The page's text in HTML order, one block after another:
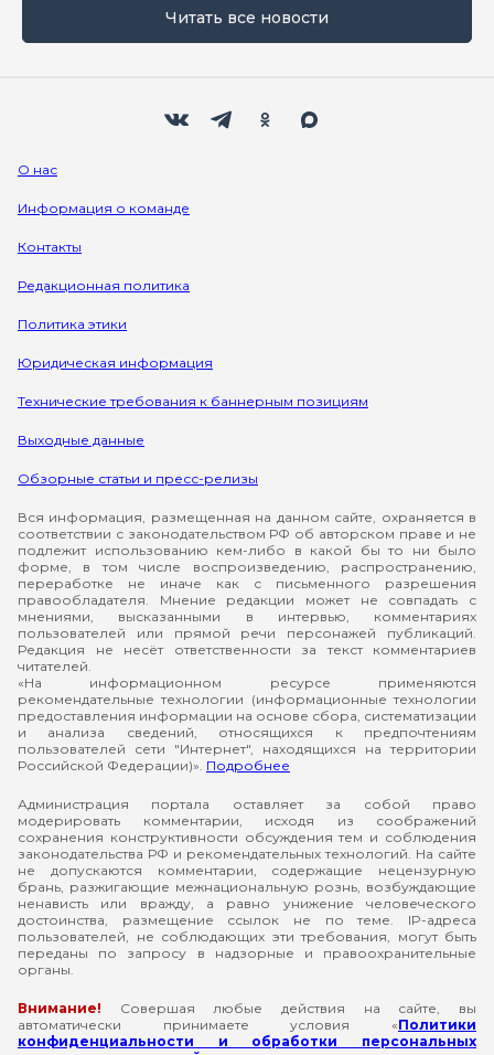
Читать все новости
О нас
Информация о команде
Контакты
Редакционная политика
Политика этики
Юридическая информация
Технические требования к баннерным позициям
Выходные данные
Обзорные статьи и пресс-релизы
Вся информация, размещенная на данном сайте, охраняется в
соответствии с законодательством РФ об авторском праве и не
подлежит использованию кем-либо в какой бы то ни было
форме, в том числе воспроизведению, распространению,
переработке не иначе как с письменного разрешения
правообладателя. Мнение редакции может не совпадать с
мнениями, высказанными в интервью, комментариях
пользователей или прямой речи персонажей публикаций.
Редакция не несёт ответственности за текст комментариев
читателей.
«На информационном ресурсе применяются
рекомендательные технологии (информационные технологии
предоставления информации на основе сбора, систематизации
и анализа сведений, относящихся к предпочтениям
пользователей сети "Интернет", находящихся на территории
Российской Федерации)». Подробнее
Администрация портала оставляет за собой право
модерировать комментарии, исходя из соображений
сохранения конструктивности обсуждения тем и соблюдения
законодательства РФ и рекомендательных технологий. На сайте
не допускаются комментарии, содержащие нецензурную
брань, разжигающие межнациональную рознь, возбуждающие
ненависть или вражду, а равно унижение человеческого
достоинства, размещение ссылок не по теме. IP-адреса
пользователей, не соблюдающих эти требования, могут быть
переданы по запросу в надзорные и правоохранительные
органы.
Внимание! Совершая любые действия на сайте, вы
автоматически принимаете условия «Политики
конфиденциальности и обработки персональных